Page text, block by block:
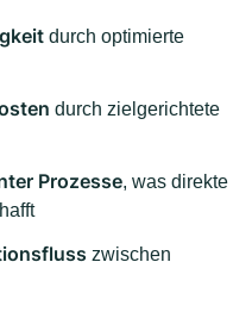
durch optimierte
durch zielgerichtete
Prozesse, was direkte
zwischen